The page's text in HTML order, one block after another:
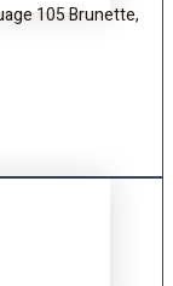
105 Brunette,